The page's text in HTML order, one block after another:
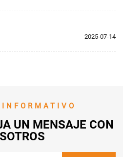
2025-07-14
UN MENSAJE CON